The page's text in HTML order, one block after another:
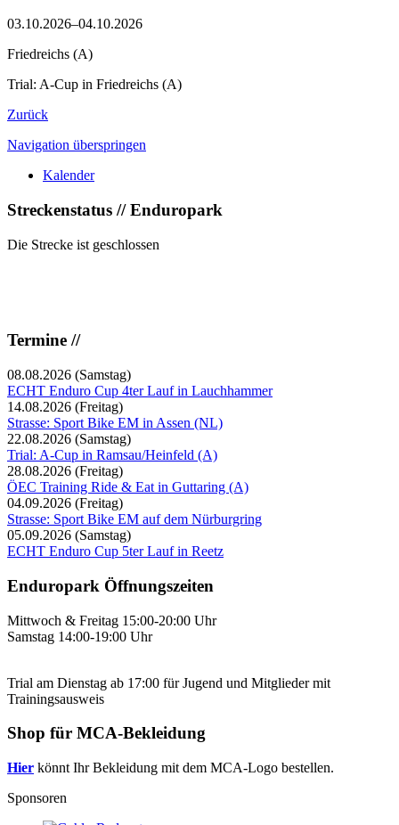
03.10.2026–04.10.2026
Friedreichs (A)
Trial: A-Cup in Friedreichs (A)
Zurück
Navigation überspringen
Kalender
Streckenstatus // Enduropark
Die Strecke ist geschlossen
Termine //
08.08.2026 (Samstag)
ECHT Enduro Cup 4ter Lauf in Lauchhammer
14.08.2026 (Freitag)
Strasse: Sport Bike EM in Assen (NL)
22.08.2026 (Samstag)
Trial: A-Cup in Ramsau/Heinfeld (A)
28.08.2026 (Freitag)
ÖEC Training Ride & Eat in Guttaring (A)
04.09.2026 (Freitag)
Strasse: Sport Bike EM auf dem Nürburgring
05.09.2026 (Samstag)
ECHT Enduro Cup 5ter Lauf in Reetz
Enduropark Öffnungszeiten
Mittwoch & Freitag 15:00-20:00 Uhr
Samstag 14:00-19:00 Uhr
Trial am Dienstag ab 17:00 für Jugend und Mitglieder mit
Trainingsausweis
Shop für MCA-Bekleidung
Hier könnt Ihr Bekleidung mit dem MCA-Logo bestellen.
Sponsoren